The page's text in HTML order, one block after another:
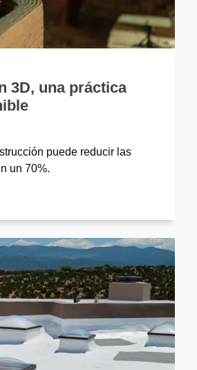
3D, una práctica
puede reducir las
un 70%.